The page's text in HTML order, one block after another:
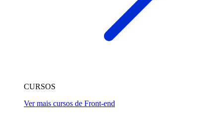
CURSOS
Ver mais cursos de Front-end